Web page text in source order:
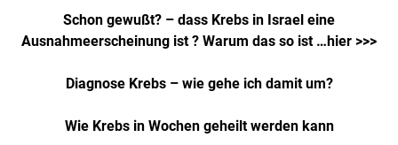
Schon gewußt? – dass Krebs in Israel eine
Ausnahmeerscheinung ist ? Warum das so ist …hier >>>
Diagnose Krebs – wie gehe ich damit um?
Wie Krebs in Wochen geheilt werden kann